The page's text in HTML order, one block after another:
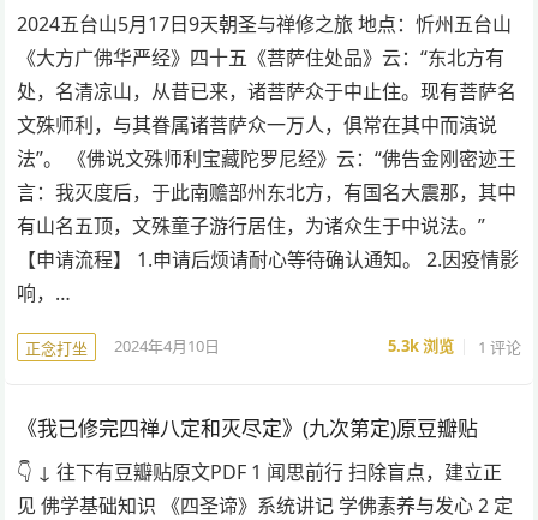
2024五台山5月17日9天朝圣与禅修之旅 地点：忻州五台山
《大方广佛华严经》四十五《菩萨住处品》云：“东北方有
处，名清凉山，从昔已来，诸菩萨众于中止住。现有菩萨名
文殊师利，与其眷属诸菩萨众一万人，俱常在其中而演说
法”。 《佛说文殊师利宝藏陀罗尼经》云：“佛告金刚密迹王
言：我灭度后，于此南赡部州东北方，有国名大震那，其中
有山名五顶，文殊童子游行居住，为诸众生于中说法。”
【申请流程】 1.申请后烦请耐心等待确认通知。 2.因疫情影
响，…
正念打坐 2024年4月10日 5.3k浏览 1 评论
《我已修完四禅八定和灭尽定》(九次第定)原豆瓣贴
👇 ↓ 往下有豆瓣贴原文PDF 1 闻思前行 扫除盲点，建立正
见 佛学基础知识 《四圣谛》系统讲记 学佛素养与发心 2 定